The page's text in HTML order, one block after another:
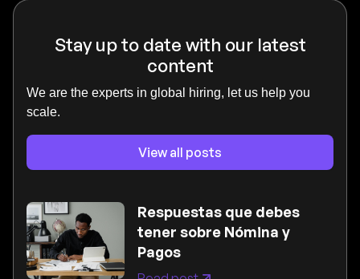
Stay up to date with our latest
content
We are the experts in global hiring, let us help you
scale.
View all posts
Respuestas que debes
tener sobre Nómina y
Pagos